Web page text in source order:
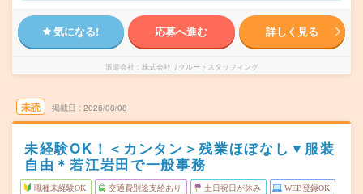
気になる! 応募へ進む 詳しく見る
派遣会社 株式会社リクルートスタッフィング
未読 掲載日 2026/08/08
未経験OK！＜カンタン＞残業ほぼなし▼服装
自由＊若江岩田で一般事務
職種未経験OK 交通費別途支給あり 土日祝日が休み WEB登録OK